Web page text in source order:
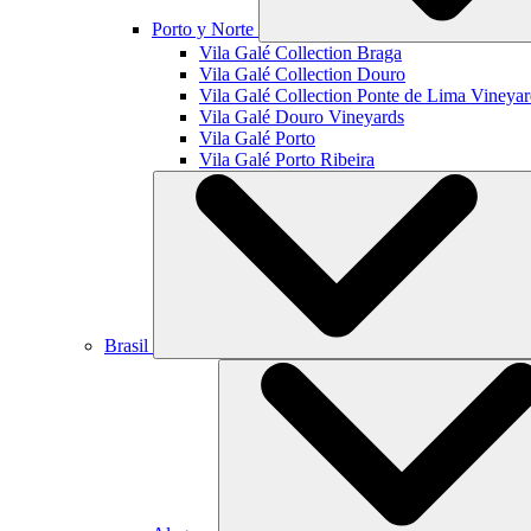
Porto y Norte
Vila Galé Collection Braga
Vila Galé Collection Douro
Vila Galé Collection Ponte de Lima
Vila Galé Douro Vineyards
Vila Galé Porto
Vila Galé Porto Ribeira
Brasil